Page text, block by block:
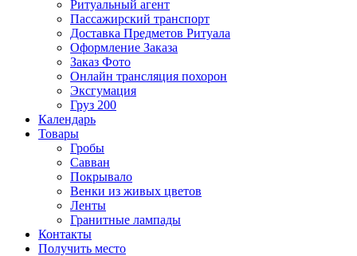
Ритуальный агент
Пассажирский транспорт
Доставка Предметов Ритуала
Оформление Заказа
Заказ Фото
Онлайн трансляция похорон
Эксгумация
Груз 200
Календарь
Товары
Гробы
Савван
Покрывало
Венки из живых цветов
Ленты
Гранитные лампады
Контакты
Получить место